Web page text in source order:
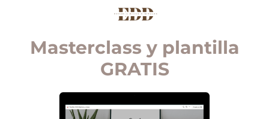
Masterclass y plantilla
GRATIS